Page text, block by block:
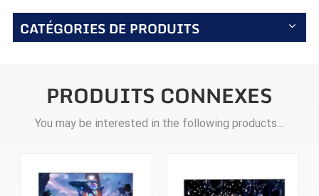
CATÉGORIES DE PRODUITS
PRODUITS CONNEXES
You may be interested in the following products...